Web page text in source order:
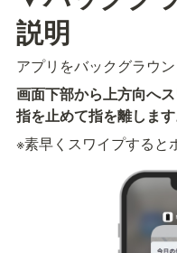
説明
アプリをバックグラウン
画面下部から上方向へ
指を止めて指を離します
※素早くスワイプすると